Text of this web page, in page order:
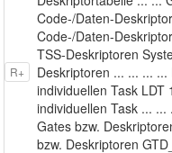
R+
Code-/Daten-
Code-/Daten-
TSS-Deskriptoren
Deskriptoren ... ... ...
individuellen Task
individuellen Task ...
Gates bzw.
bzw. Deskriptoren